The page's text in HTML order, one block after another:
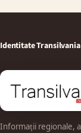
Identitate Transilvania
Informații regionale,